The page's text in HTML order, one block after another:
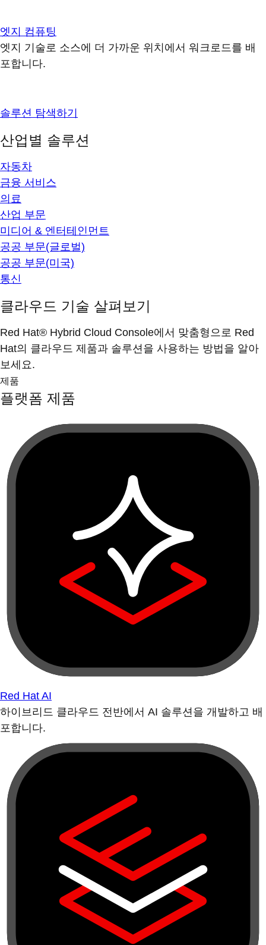
엣지 컴퓨팅
엣지 기술로 소스에 더 가까운 위치에서 워크로드를 배
포합니다.
솔루션 탐색하기
산업별 솔루션
자동차
금융 서비스
의료
산업 부문
미디어 & 엔터테인먼트
공공 부문(글로벌)
공공 부문(미국)
통신
클라우드 기술 살펴보기
Red Hat® Hybrid Cloud Console에서 맞춤형으로 Red
Hat의 클라우드 제품과 솔루션을 사용하는 방법을 알아
보세요.
제품
플랫폼 제품
Red Hat AI
하이브리드 클라우드 전반에서 AI 솔루션을 개발하고 배
포합니다.